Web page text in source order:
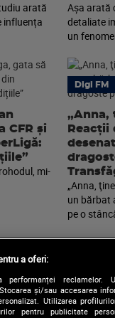
arată
influența
Așa arată
detaliate
un
CFR și
mi-
Digi FM
„Anna,
Reacţii
„Anna,
un bărbat
pe o
a oferi:
performanței reclamelor.
și/sau accesarea
Utilizarea
pentru publicitate